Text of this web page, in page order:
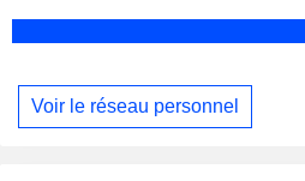
Voir le réseau personnel